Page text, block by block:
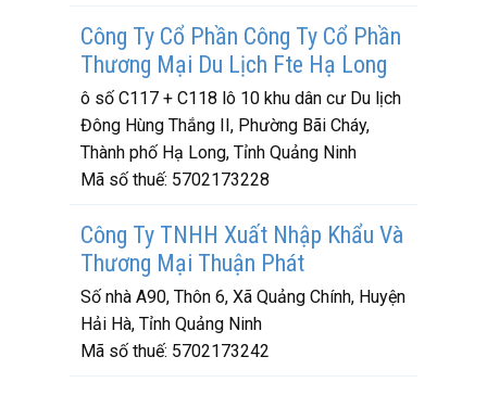
Công Ty Cổ Phần Công Ty Cổ Phần
Thương Mại Du Lịch Fte Hạ Long
ô số C117 + C118 lô 10 khu dân cư Du lịch
Đông Hùng Thắng II, Phường Bãi Cháy,
Thành phố Hạ Long, Tỉnh Quảng Ninh
Mã số thuế: 5702173228
Công Ty TNHH Xuất Nhập Khẩu Và
Thương Mại Thuận Phát
Số nhà A90, Thôn 6, Xã Quảng Chính, Huyện
Hải Hà, Tỉnh Quảng Ninh
Mã số thuế: 5702173242